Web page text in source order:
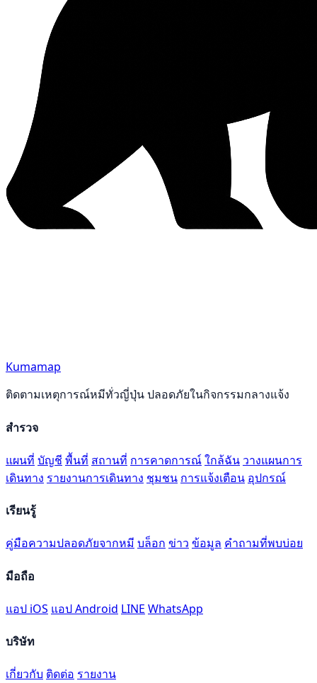
Kumamap
ติดตามเหตุการณ์หมีทั่วญี่ปุ่น ปลอดภัยในกิจกรรมกลางแจ้ง
สำรวจ
แผนที่ บัญชี พื้นที่ สถานที่ การคาดการณ์ใกล้ฉัน วางแผนการ
เดินทาง รายงานการเดินทาง ชุมชน การแจ้งเตือน อุปกรณ์
เรียนรู้
คู่มือความปลอดภัยจากหมี บล็อก ข่าว ข้อมูล คำถามที่พบบ่อย
มือถือ
แอป iOS แอป Android LINE WhatsApp
บริษัท
เกี่ยวกับ ติดต่อ รายงาน